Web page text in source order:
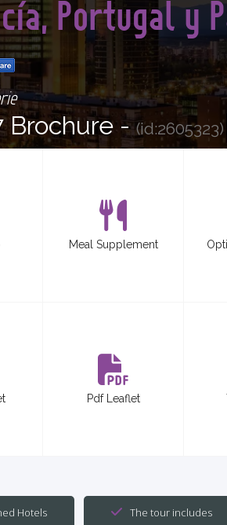
Portugal y
Brochure -(id:2605323)
Meal Supplement
Pdf Leaflet
Hotels The tour includes